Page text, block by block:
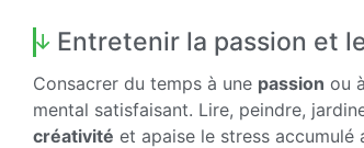
Entretenir la passion et
Consacrer du temps à une passion ou
mental satisfaisant. Lire, peindre,
créativité et apaise le stress accumulé